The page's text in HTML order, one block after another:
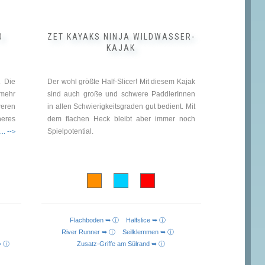
Die
... -->
ⓘ
ZET KAYAKS NINJA WILDWASSER-
KAJAK
Der wohl größte Half-Slicer! Mit diesem Kajak
sind auch große und schwere PaddlerInnen
in allen Schwierigkeitsgraden gut bedient. Mit
dem flachen Heck bleibt aber immer noch
Spielpotential.
Flachboden ➥ ⓘ Halfslice ➥ ⓘ
River Runner ➥ ⓘ Seilklemmen ➥ ⓘ
Zusatz-Griffe am Sülrand ➥ ⓘ